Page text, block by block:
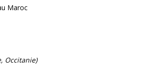
Maroc
Occitanie)